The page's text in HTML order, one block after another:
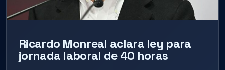
Ricardo Monreal aclara ley para
jornada laboral de 40 horas